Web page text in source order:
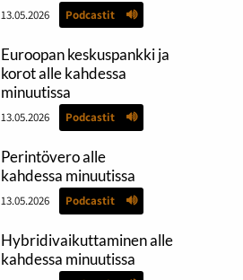
13.05.2026 Podcastit
Euroopan keskuspankki ja
korot alle kahdessa
minuutissa
13.05.2026 Podcastit
Perintövero alle
kahdessa minuutissa
13.05.2026 Podcastit
Hybridivaikuttaminen alle
kahdessa minuutissa